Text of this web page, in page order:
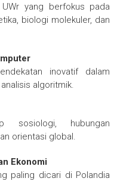
yang berfokus pada
biologi molekuler, dan
inovatif dalam
algoritmik.
sosiologi, hubungan
orientasi global.
Ekonomi
paling dicari di Polandia